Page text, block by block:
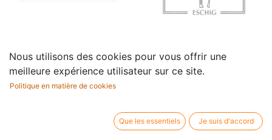
10 Grands Morceaux
13,50
12 Etudes
Nous utilisons des cookies pour vous offrir une
meilleure expérience utilisateur sur ce site.
Politique en matière de cookies
Que les essentiels Je suis d'accord